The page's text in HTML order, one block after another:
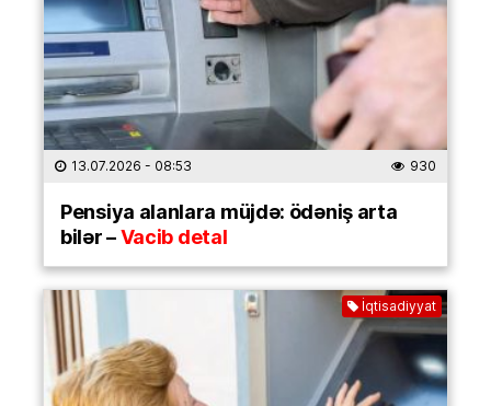
13.07.2026 - 08:53 930
Pensiya alanlara müjdə: ödəniş arta
bilər –Vacib detal
İqtisadiyyat